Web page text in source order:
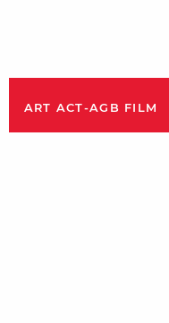
ART ACT-AGB FILM